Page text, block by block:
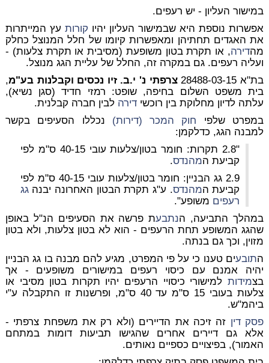
במישור העליון - יש רעפים.
אפשרות נוספת היא שבמישור העליון יהיו קורות עץ המייתרות
את האגדים תחתיהן ומאפשרות קיומו של חלל המנוצל כחלק
מהדירה, או תקרת בטון משופעת (מסיבית או תקרת צלעות) -
ועליה רעפים. גם במקרה זה, החלל של עליית הגג מנוצל.
בת"א 28488-03-15
צרפתי נ' י.ב. זיו נכסים וקבלנות בע"מ,
בית משפט השלום בחיפה, שופט: רמזי חדיד (סגן נשיא),
עלתה לדיון מחלוקת בין רוכשי דירה לבין חברה קבלנית.
במפרט שלפי חוק המכר (דירות) נכללו הסעיפים בקשר
למבנה הגג, כדלקמן:
"2.8 תקרות: חומר
בטון/צלעותעובי40-15 ס"מ
לפי
קביעת המהנדס.
2.9 גג הבניין: חומר
בטון/צלעות עובי40-15 ס"מ
לפי
קביעת המהנדס. ע"ג תקרת הבטון האחרונה יבנהגג
רעפים משופע".
במהלך התביעה, הנתבעת פרשה את הסעיפים הנ"ל באופן
שהגג המשופע תחת הרעפים - הואלא בטון צלעות, ולא בטון
מזוין, וכך גם בנתה.
התובעים טענו כי על פי המפרט, מגיע להם מבנה בו גג הבניין
יהיה אמנם עם כיסוי רעפים במישורים משופעים - אך
בצמידותלמישורי כיסויי הרעפים יהיו תקרות בטון מסיבי או
צלעות בעובי 15 ס"מ עד 40 ס"מ, ופרשנות זו התקבלה ע"י
ביהמ"ש.
פסק דין זה זיכה את הדיירים (ולא רק את משפחת צרפתי -
אלא גם דיירים אחרים שהגישו תביעות דומות במתחם
האמור), בפיצויים כספיים נאותים.